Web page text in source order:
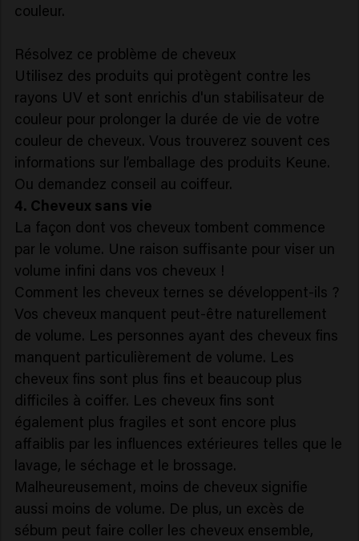
couleur.
Résolvez ce problème de cheveux
Utilisez des produits qui protègent contre les
rayons UV et sont enrichis d'un stabilisateur de
couleur pour prolonger la durée de vie de votre
couleur de cheveux. Vous trouverez souvent ces
informations sur l’emballage des produits Keune.
Ou demandez conseil au coiffeur.
4. Cheveux sans vie
La façon dont vos cheveux tombent commence
par le volume. Une raison suffisante pour viser un
volume infini dans vos cheveux !
Comment les cheveux ternes se développent-ils ?
Vos cheveux manquent peut-être naturellement
de volume. Les personnes ayant des cheveux fins
manquent particulièrement de volume. Les
cheveux fins sont plus fins et beaucoup plus
difficiles à coiffer. Les cheveux fins sont
également plus fragiles et sont encore plus
affaiblis par les influences extérieures telles que le
lavage, le séchage et le brossage.
Malheureusement, moins de cheveux signifie
aussi moins de volume. De plus, un excès de
sébum peut faire coller les cheveux ensemble,